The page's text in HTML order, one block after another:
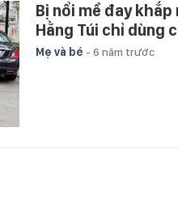
Bị nổi mề đay
Hằng Túi chỉ dùng
Mẹ và bé - 6 năm trước